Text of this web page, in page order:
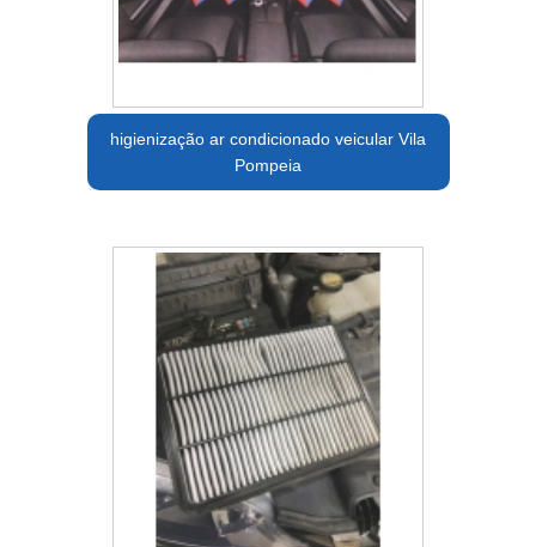
higienização ar condicionado veicular Vila
Pompeia